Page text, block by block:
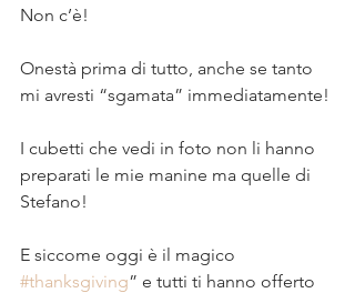
Non c’è!⠀
Onestà prima di tutto, anche se tanto
mi avresti “sgamata” immediatamente!
I cubetti che vedi in foto non li hanno
preparati le mie manine ma quelle di
Stefano!⠀
E siccome oggi è il magico
#thanksgiving” e tutti ti hanno offerto